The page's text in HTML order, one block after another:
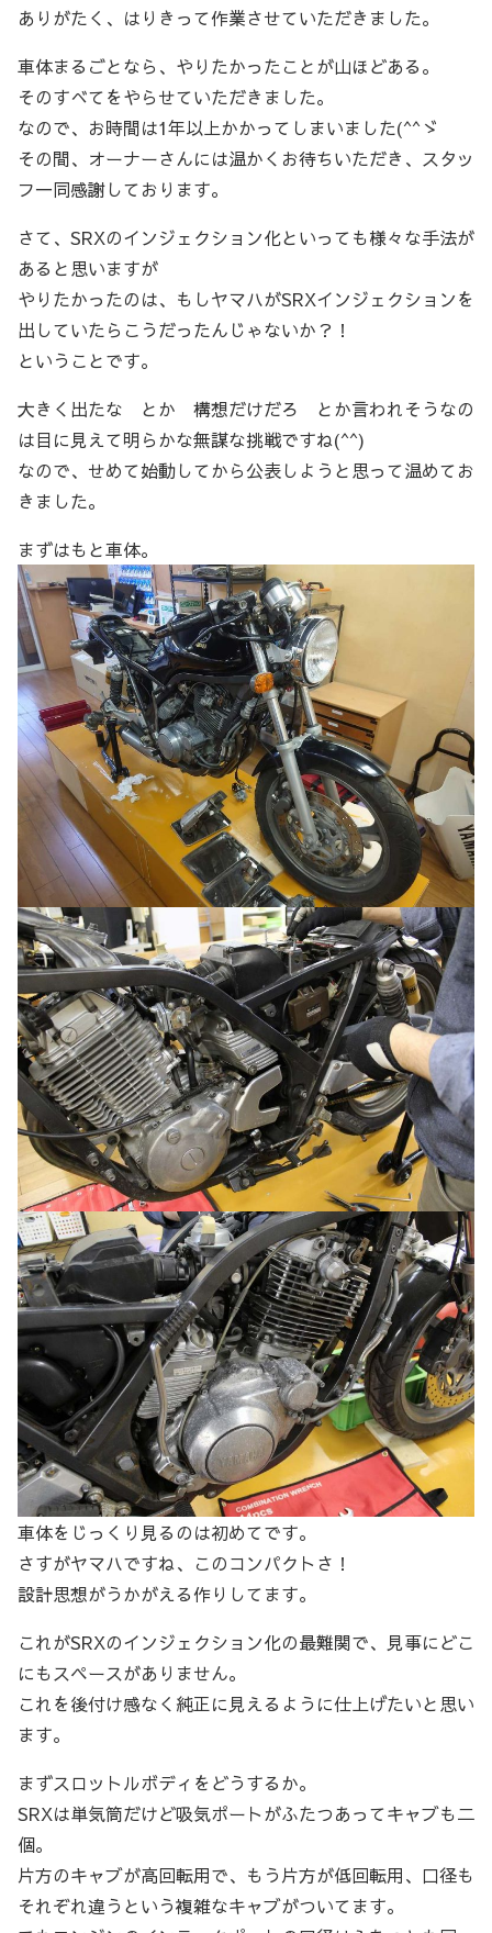
ありがたく、はりきって作業させていただきました。
車体まるごとなら、やりたかったことが山ほどある。
そのすべてをやらせていただきました。
なので、お時間は1年以上かかってしまいました(^^ゞ
その間、オーナーさんには温かくお待ちいただき、スタッ
フ一同感謝しております。
さて、SRXのインジェクション化といっても様々な手法が
あると思いますが
やりたかったのは、もしヤマハがSRXインジェクションを
出していたらこうだったんじゃないか？！
ということです。
大きく出たな とか 構想だけだろ とか言われそうなの
は目に見えて明らかな無謀な挑戦ですね(^^)
なので、せめて始動してから公表しようと思って温めてお
きました。
まずはもと車体。
車体をじっくり見るのは初めてです。
さすがヤマハですね、このコンパクトさ！
設計思想がうかがえる作りしてます。
これがSRXのインジェクション化の最難関で、見事にどこ
にもスペースがありません。
これを後付け感なく純正に見えるように仕上げたいと思い
ます。
まずスロットルボディをどうするか。
SRXは単気筒だけど吸気ポートがふたつあってキャブも二
個。
片方のキャブが高回転用で、もう片方が低回転用、口径も
それぞれ違うという複雑なキャブがついてます。